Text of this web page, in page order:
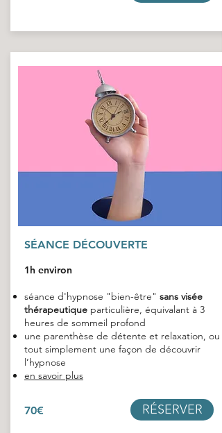
1h environ
séance d'hypnose "bien-être" sans visée
thérapeutique particulière, équivalant à 3
heures de sommeil profond
une parenthèse de détente et relaxation, ou
tout simplement une façon de découvrir
l’hypnose
en savoir plus
SÉANCE DÉCOUVERTE
70€ RÉSERVER